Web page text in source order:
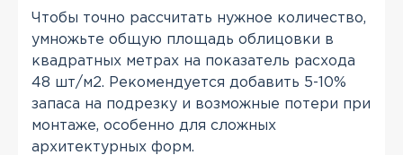
Чтобы точно рассчитать нужное количество,
умножьте общую площадь облицовки в
квадратных метрах на показатель расхода
48 шт/м2. Рекомендуется добавить 5-10%
запаса на подрезку и возможные потери при
монтаже, особенно для сложных
архитектурных форм.